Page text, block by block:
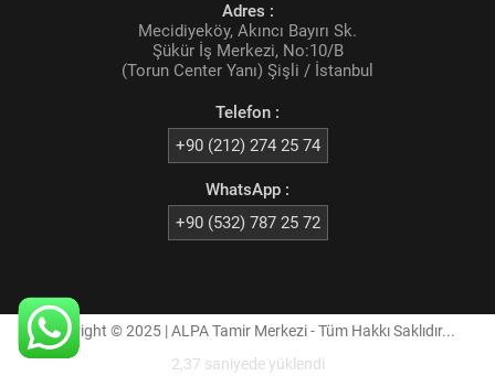
Adres :
Mecidiyeköy, Akıncı Bayırı Sk.
Şükür İş Merkezi, No:10/B
(Torun Center Yanı) Şişli / İstanbul
Telefon :
+90 (212) 274 25 74
WhatsApp :
+90 (532) 787 25 72
Copyright © 2025 | ALPA Tamir Merkezi - Tüm Hakkı Saklıdır...
2,37 saniyede yüklendi